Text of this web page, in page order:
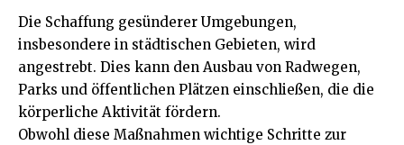
Die Schaffung gesünderer Umgebungen,
insbesondere in städtischen Gebieten, wird
angestrebt. Dies kann den Ausbau von Radwegen,
Parks und öffentlichen Plätzen einschließen, die die
körperliche Aktivität fördern.
Obwohl diese Maßnahmen wichtige Schritte zur